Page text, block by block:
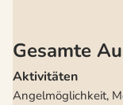
Gesamte
Aktivitäten
Angelmöglichkeit,